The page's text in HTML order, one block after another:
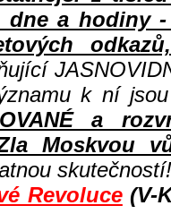
dne a hodiny
k ní
a
Moskvou
Revoluce (V-